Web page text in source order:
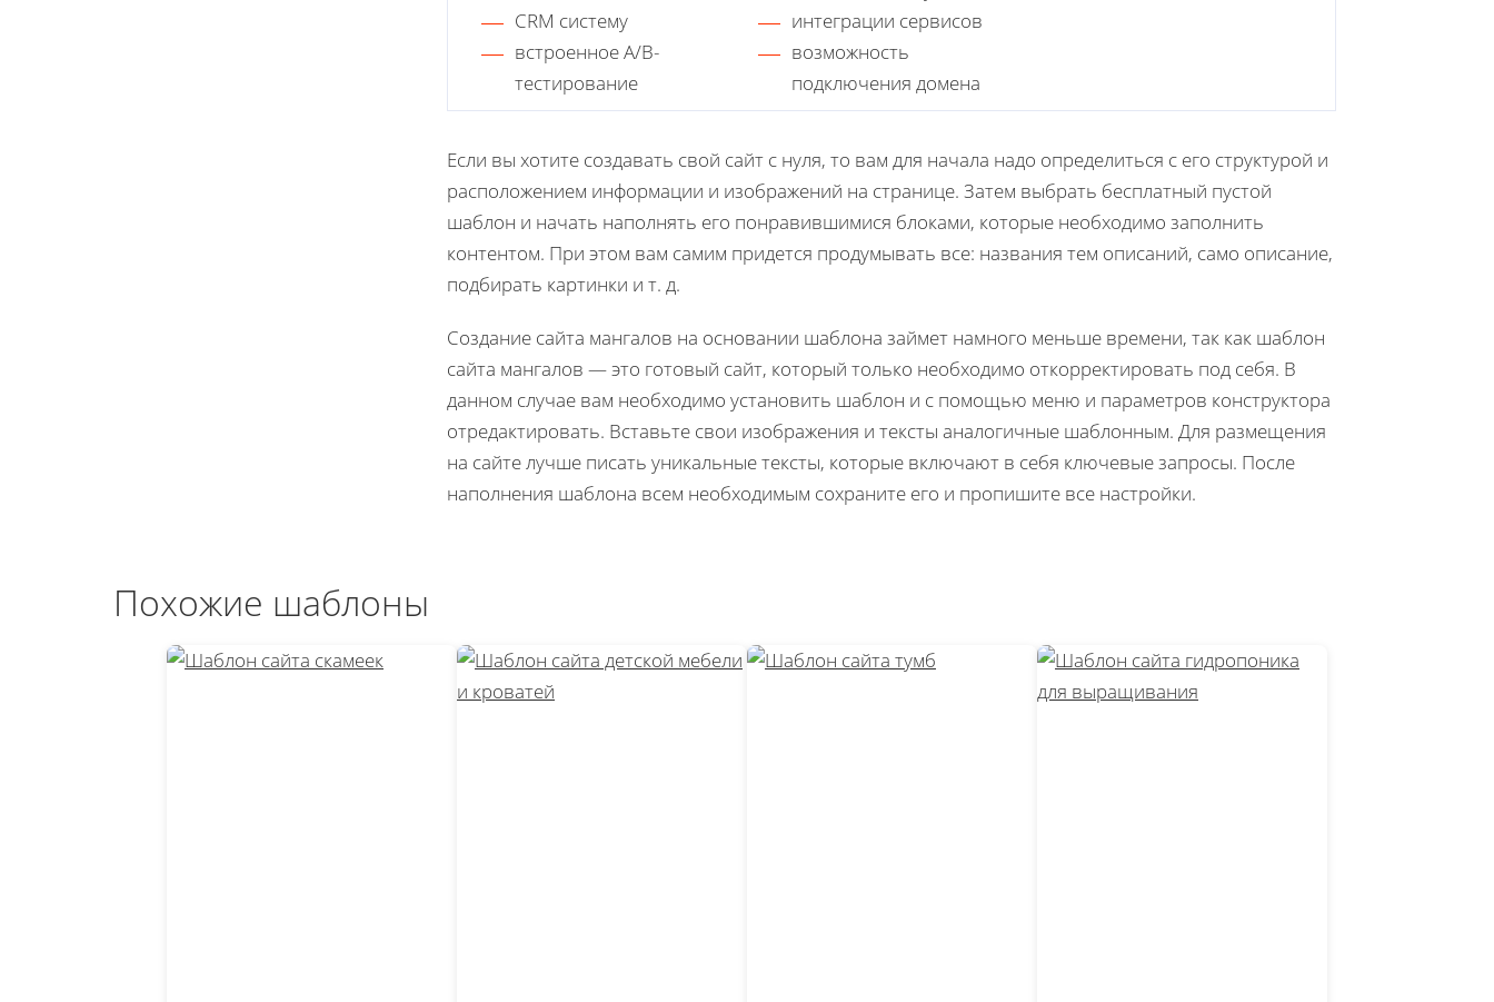
CRM систему
интеграции сервисов
встроенное A/B-
тестирование
возможность
подключения домена
Если вы хотите создавать свой сайт с нуля, то вам для начала надо определиться с его структурой и
расположением информации и изображений на странице. Затем выбрать бесплатный пустой
шаблон и начать наполнять его понравившимися блоками, которые необходимо заполнить
контентом. При этом вам самим придется продумывать все: названия тем описаний, само описание,
подбирать картинки и т. д.
Создание сайта мангалов на основании шаблона займет намного меньше времени, так как шаблон
сайта мангалов — это готовый сайт, который только необходимо откорректировать под себя. В
данном случае вам необходимо установить шаблон и с помощью меню и параметров конструктора
отредактировать. Вставьте свои изображения и тексты аналогичные шаблонным. Для размещения
на сайте лучше писать уникальные тексты, которые включают в себя ключевые запросы. После
наполнения шаблона всем необходимым сохраните его и пропишите все настройки.
Похожие шаблоны